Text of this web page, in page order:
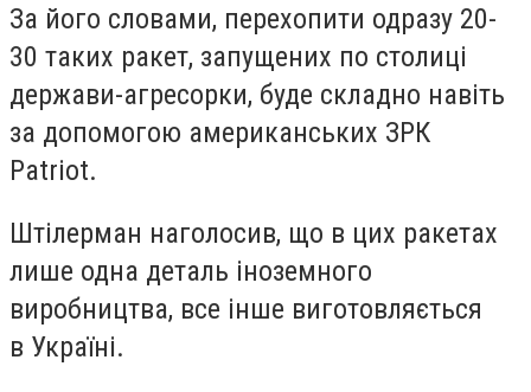
За його словами, перехопити одразу 20-
30 таких ракет, запущених по столиці
держави-агресорки, буде складно навіть
за допомогою американських ЗРК
Patriot.
Штілерман наголосив, що в цих ракетах
лише одна деталь іноземного
виробництва, все інше виготовляється
в Україні.